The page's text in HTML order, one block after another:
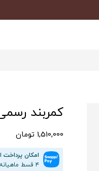
کمربند رسمی
1,510,000 تومان
امکان
۴ قسط ماهیانه 377,500 تومان (بدون کارمزد)